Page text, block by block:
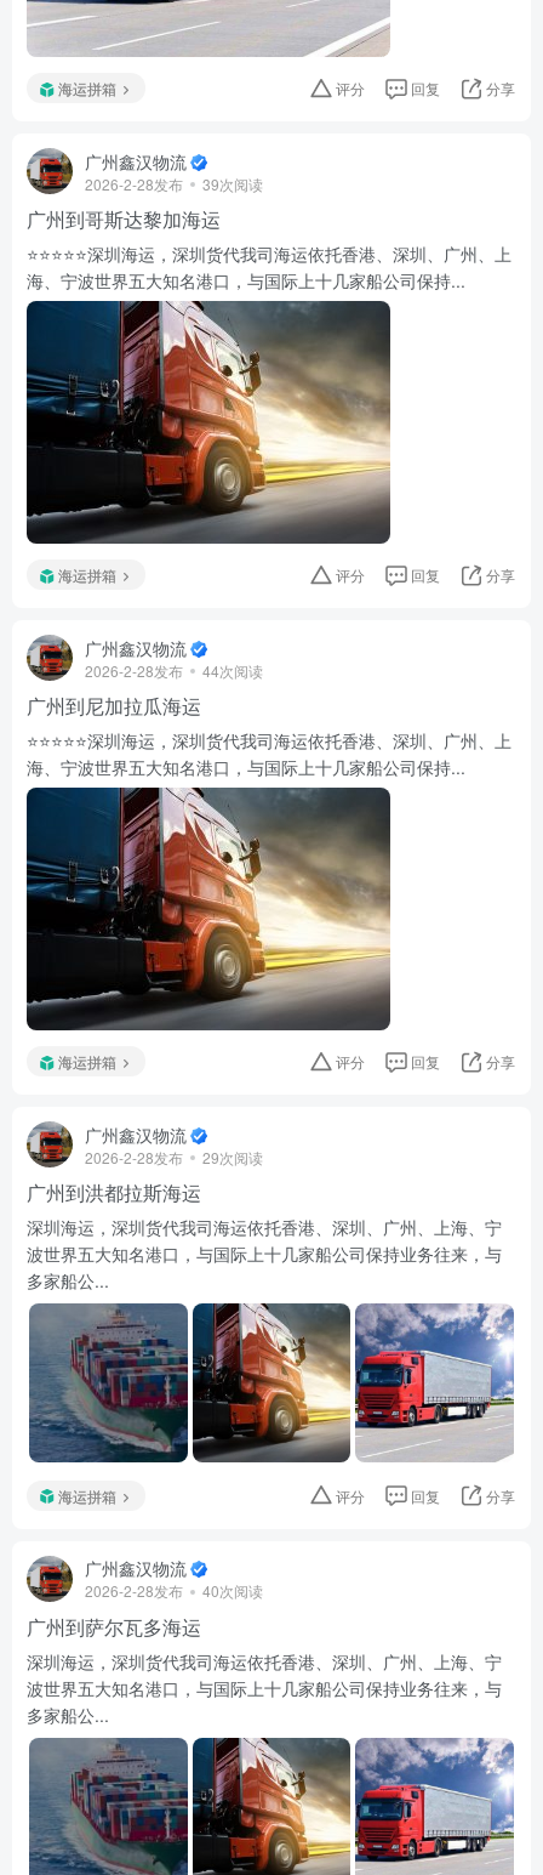
海运拼箱 评分 回复 分享
广州鑫汉物流
2026-2-28发布 39次阅读
广州到哥斯达黎加海运
⭐️⭐️⭐️⭐️⭐️深圳海运，深圳货代我司海运依托香港、深圳、广州、上
海、宁波世界五大知名港口，与国际上十几家船公司保持...
海运拼箱 评分 回复 分享
广州鑫汉物流
2026-2-28发布 44次阅读
广州到尼加拉瓜海运
⭐️⭐️⭐️⭐️⭐️深圳海运，深圳货代我司海运依托香港、深圳、广州、上
海、宁波世界五大知名港口，与国际上十几家船公司保持...
海运拼箱 评分 回复 分享
广州鑫汉物流
2026-2-28发布 29次阅读
广州到洪都拉斯海运
深圳海运，深圳货代我司海运依托香港、深圳、广州、上海、宁
波世界五大知名港口，与国际上十几家船公司保持业务往来，与
多家船公...
海运拼箱 评分 回复 分享
广州鑫汉物流
2026-2-28发布 40次阅读
广州到萨尔瓦多海运
深圳海运，深圳货代我司海运依托香港、深圳、广州、上海、宁
波世界五大知名港口，与国际上十几家船公司保持业务往来，与
多家船公...